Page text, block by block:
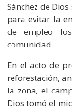
Sánchez de
para evitar la
de empleo
comunidad.
En el acto de
reforestación,
la zona, el
Dios tomó el